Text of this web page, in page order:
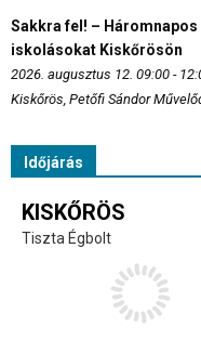
Sakkra fel! –
iskolásokat Kiskőrösön
2026. augusztus 12. 09:00 -
Kiskőrös, Petőfi Sándor
Időjárás
KISKŐRÖS
Tiszta Égbolt